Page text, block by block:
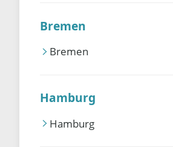
Bremen
Bremen
Hamburg
Hamburg